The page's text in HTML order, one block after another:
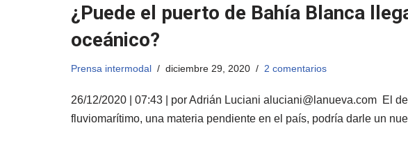
¿Puede el puerto de Bahía Blanca
oceánico?
Prensa intermodal diciembre 29, 2020 2 comentarios
26/12/2020 | 07:43 | por Adrián Luciani aluciani@lanueva.com El
fluviomarítimo, una materia pendiente en el país, podría darle un